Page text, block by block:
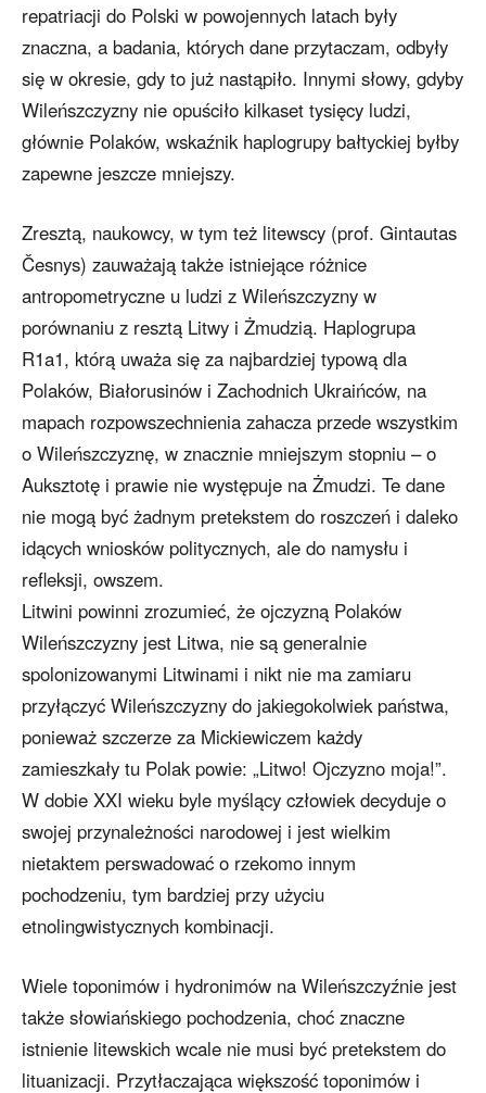
repatriacji do Polski w powojennych latach były
znaczna, a badania, których dane przytaczam, odbyły
się w okresie, gdy to już nastąpiło. Innymi słowy, gdyby
Wileńszczyzny nie opuściło kilkaset tysięcy ludzi,
głównie Polaków, wskaźnik haplogrupy bałtyckiej byłby
zapewne jeszcze mniejszy.
Zresztą, naukowcy, w tym też litewscy (prof. Gintautas
Česnys) zauważają także istniejące różnice
antropometryczne u ludzi z Wileńszczyzny w
porównaniu z resztą Litwy i Żmudzią. Haplogrupa
R1a1, którą uważa się za najbardziej typową dla
Polaków, Białorusinów i Zachodnich Ukraińców, na
mapach rozpowszechnienia zahacza przede wszystkim
o Wileńszczyznę, w znacznie mniejszym stopniu – o
Auksztotę i prawie nie występuje na Żmudzi. Te dane
nie mogą być żadnym pretekstem do roszczeń i daleko
idących wniosków politycznych, ale do namysłu i
refleksji, owszem.
Litwini powinni zrozumieć, że ojczyzną Polaków
Wileńszczyzny jest Litwa, nie są generalnie
spolonizowanymi Litwinami i nikt nie ma zamiaru
przyłączyć Wileńszczyzny do jakiegokolwiek państwa,
ponieważ szczerze za Mickiewiczem każdy
zamieszkały tu Polak powie: „Litwo! Ojczyzno moja!”.
W dobie XXI wieku byle myślący człowiek decyduje o
swojej przynależności narodowej i jest wielkim
nietaktem perswadować o rzekomo innym
pochodzeniu, tym bardziej przy użyciu
etnolingwistycznych kombinacji.
Wiele toponimów i hydronimów na Wileńszczyźnie jest
także słowiańskiego pochodzenia, choć znaczne
istnienie litewskich wcale nie musi być pretekstem do
lituanizacji. Przytłaczająca większość toponimów i